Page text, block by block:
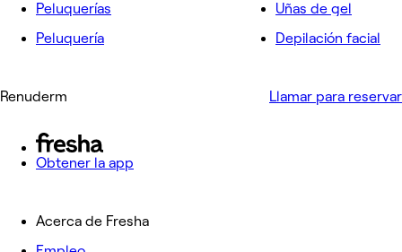
Peluquerías
Peluquería
Uñas de gel
Depilación facial
Renuderm Llamar para reservar
Obtener la app
Acerca de Fresha